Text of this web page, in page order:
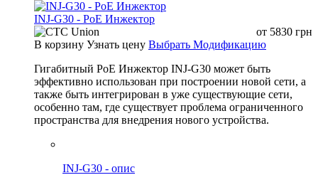
INJ-G30 - PoE Инжектор
от 5830 грн
В корзину Узнать цену Выбрать Модификацию
Гигабитный PoE Инжектор INJ-G30 может быть
эффективно использован при построении новой сети, а
также быть интегрирован в уже существующие сети,
особенно там, где существует проблема ограниченного
пространства для внедрения нового устройства.
INJ-G30 - опис